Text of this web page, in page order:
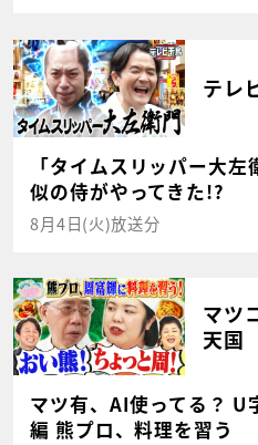
テレ
「タイムスリッパー大
似の侍がやってきた!?
8月4日(火)放送分
マツ
天国
マツ有、AI使ってる？ U
編 熊プロ、料理を習う